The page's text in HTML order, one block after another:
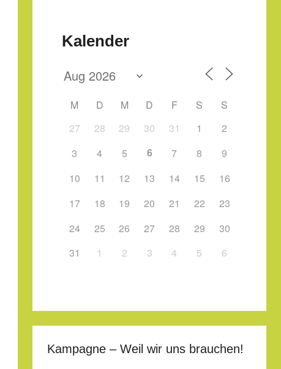
Kalender
M D M D F S
S
27
28 29 30 31 1
2
3
4 5 6 7 8
9
10
11 12 13 14 15
16
17
18 19 20 21 22
23
24
25 26 27 28 29
30
31
1 2 3 4 5 6
Kampagne – Weil wir uns brauchen!